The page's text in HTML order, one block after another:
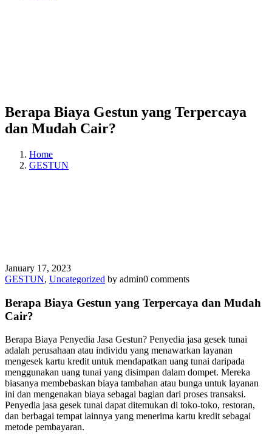
Berapa Biaya Gestun yang Terpercaya
dan Mudah Cair?
Home
GESTUN
January 17, 2023
GESTUN, Uncategorized by admin0 comments
Berapa Biaya Gestun yang Terpercaya dan Mudah
Cair?
Berapa Biaya Penyedia Jasa Gestun? Penyedia jasa gesek tunai
adalah perusahaan atau individu yang menawarkan layanan
mengesek kartu kredit untuk mendapatkan uang tunai daripada
menggunakan uang tunai yang disimpan dalam dompet. Mereka
biasanya membebaskan biaya tambahan atau bunga untuk layanan
ini dan mengenakan biaya sebagai bagian dari proses transaksi.
Penyedia jasa gesek tunai dapat ditemukan di toko-toko, restoran,
dan berbagai tempat lainnya yang menerima kartu kredit sebagai
metode pembayaran.